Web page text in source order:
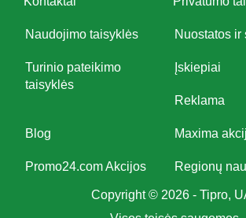
Naudojimo taisyklės Nuostatos ir
Turinio pateikimo
taisyklės
Įskiepiai
Reklama
Blog Maxima
Promo24.com Akcijos Regionų
Copyright © 2026 - Tipro,